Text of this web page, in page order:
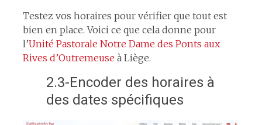
Testez vos horaires pour vérifier que tout est
bien en place. Voici ce que cela donne pour
l’Unité Pastorale Notre Dame des Ponts aux
Rives d’Outremeuse à Liège.
2.3-Encoder des horaires à
des dates spécifiques